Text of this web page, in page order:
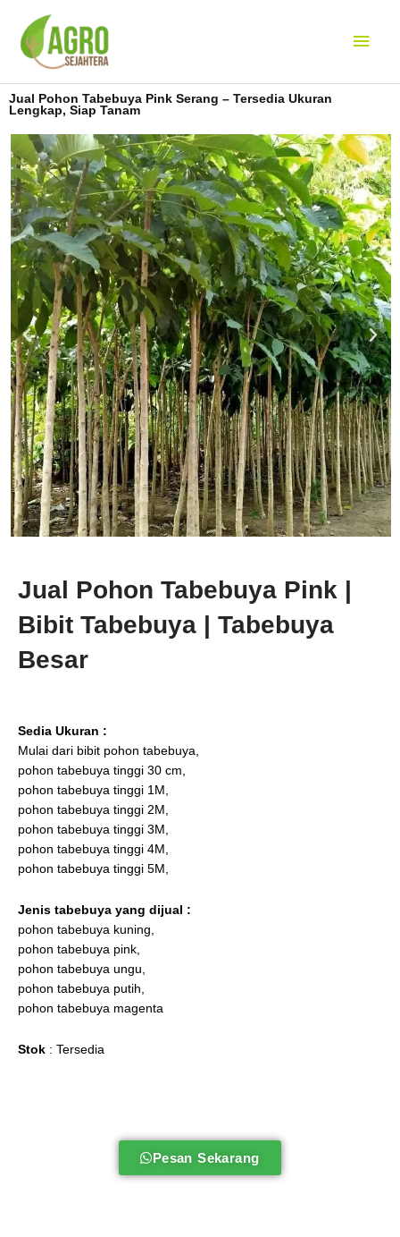
konten
Jual Pohon Tabebuya Pink Serang – Tersedia Ukuran
Lengkap, Siap Tanam
Jual Pohon Tabebuya Pink |
Bibit Tabebuya | Tabebuya
Besar
Sedia Ukuran :
Mulai dari bibit pohon tabebuya,
pohon tabebuya tinggi 30 cm,
pohon tabebuya tinggi 1M,
pohon tabebuya tinggi 2M,
pohon tabebuya tinggi 3M,
pohon tabebuya tinggi 4M,
pohon tabebuya tinggi 5M,
Jenis tabebuya yang dijual :
pohon tabebuya kuning,
pohon tabebuya pink,
pohon tabebuya ungu,
pohon tabebuya putih,
pohon tabebuya magenta
Stok : Tersedia
Pesan Sekarang